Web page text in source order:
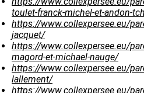
toulet-franck-michel-et-andon-
https://www.collexpersee.eu/
jacquet/
https://www.collexpersee.eu/
magord-et-michael-nauge/
https://www.collexpersee.eu/
lallement/
https://www.collexpersee.eu/